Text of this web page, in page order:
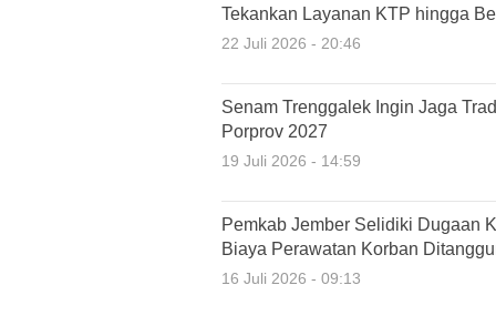
Tekankan Layanan KTP hingga
22 Juli 2026 - 20:46
Senam Trenggalek Ingin Jaga
Porprov 2027
19 Juli 2026 - 14:59
Pemkab Jember Selidiki Dugaan
Biaya Perawatan Korban
16 Juli 2026 - 09:13